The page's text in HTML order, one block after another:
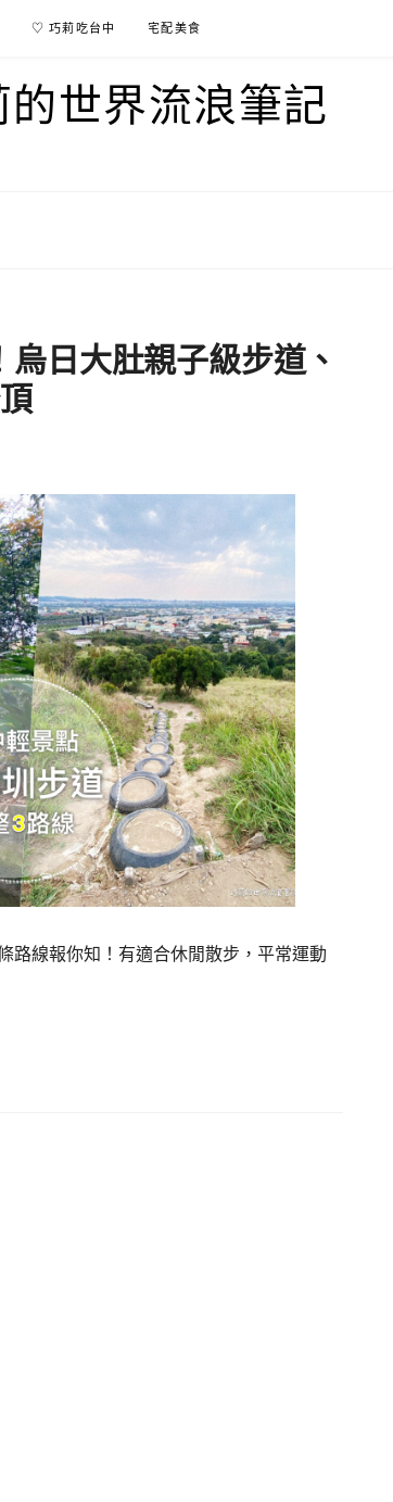
♡ 巧莉吃台中 宅配美食
的世界流浪筆記
日大肚親子級步道、
路線報你知！有適合休閒散步，平常運動